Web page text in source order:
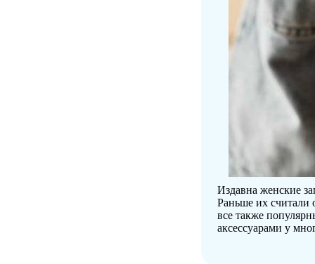
Издавна женские
Раньше их считали
все также
аксессуарами у